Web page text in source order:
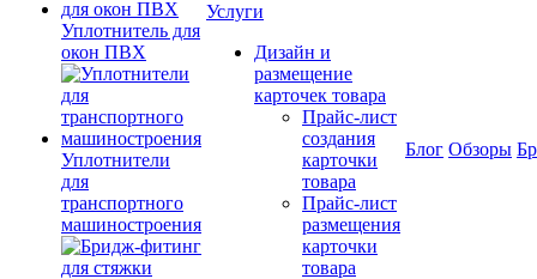
Уплотнитель для
окон ПВХ
Уплотнители
для
транспортного
машиностроения
Услуги
Дизайн и
размещение
карточек товара
Прайс-лист
создания
карточки
товара
Прайс-лист
размещения
карточки
товара
Блог Обзоры